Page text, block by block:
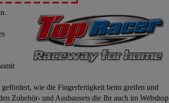
wie die Fingerfertigkeit beim greifen und
Zubehör- und Ausbausets die Ihr auch im Webshop